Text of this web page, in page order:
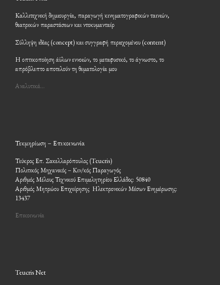
Καλλιτεχνική δημιουργία, παραγωγή κινηματογραφικών ταινιών,
θεατρικών παραστάσεων και ντοκυμανταίρ
Σύλληψη ιδέας (concept) και συγγραφή περιεχομένου (content)
Η οπτικοποίηση άϋλων εννοιών, το μεταφυσικό, το άγνωστο, το
απρόβλεπτο αποτελούν τη θεματολογία μου
Αναλυτικά…
Τεκμηρίωση – Επικοινωνία
Τεύκρος Επ. Σακελλαρόπουλος (Teucris)
Πολιτικός Μηχανικός – Κιν/κός Παραγωγός
Αριθμός Μέλους Τεχνικού Επιμελητηρίου Ελλάδος: 50840
Αριθμός Μητρώου Επιχείρησης Ηλεκτρονικών Μέσων Ενημέρωσης:
13437
Επικοινωνία
Teucris Net